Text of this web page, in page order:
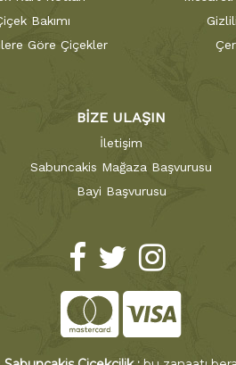
Bakımı
Göre Çiçekler
BİZE ULAŞIN
İletişim
Sabuncakis Mağaza Başvurusu
Bayi Başvurusu